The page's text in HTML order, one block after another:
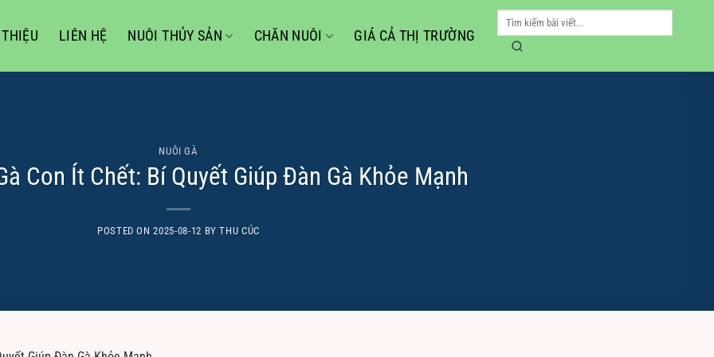
LIÊN HỆ NUÔI THỦY SẢN CHĂN NUÔI GIÁ CẢ THỊ TRƯỜNG
NUÔI GÀ
Con Ít Chết: Bí Quyết Giúp Đàn Gà Khỏe Mạnh
POSTED ON2025-08-12 BYTHU CÚC